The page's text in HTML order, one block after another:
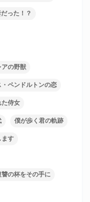
った！？
アの野獣
・ペンドルトンの恋
た侍女
僕が歩く君の軌跡
ます
讐の杯をその手に